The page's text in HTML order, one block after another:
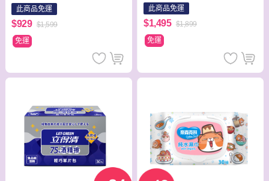
此商品免運
$929 $1,599
免運
此商品免運
$1,495 $1,899
免運